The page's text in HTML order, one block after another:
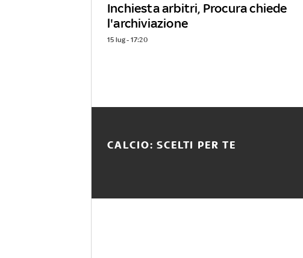
Inchiesta arbitri, Procura chiede
l'archiviazione
15 lug - 17:20
CALCIO: SCELTI PER TE